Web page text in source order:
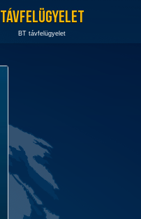
TÁVFELÜGYELET
BT távfelügyelet